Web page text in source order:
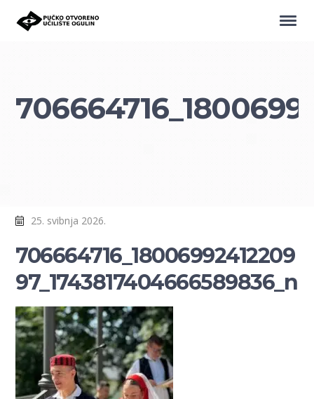
25. svibnja 2026.
706664716_18006992412209
97_1743817404666589836_n